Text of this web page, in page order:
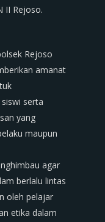
II Rejoso.
Rejoso
amanat
serta
yang
maupun
agar
berlalu lintas
oleh pelajar
etika dalam